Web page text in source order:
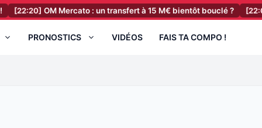
OM Mercato : un transfert à 15 M€ bientôt bouclé ? [22:00]
PRONOSTICS VIDÉOS FAIS TA COMPO !